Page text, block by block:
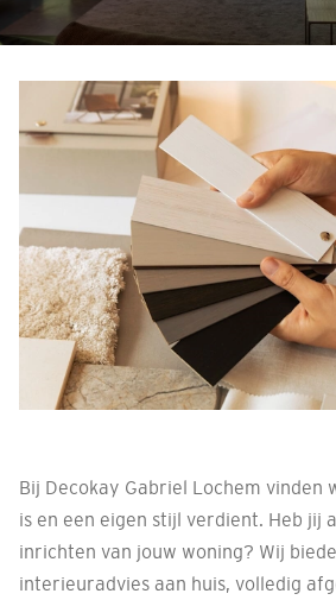
Bij Decokay Gabriel Lochem vinden
is en een eigen stijl verdient. Heb jij
inrichten van jouw woning? Wij
interieuradvies aan huis, volledig